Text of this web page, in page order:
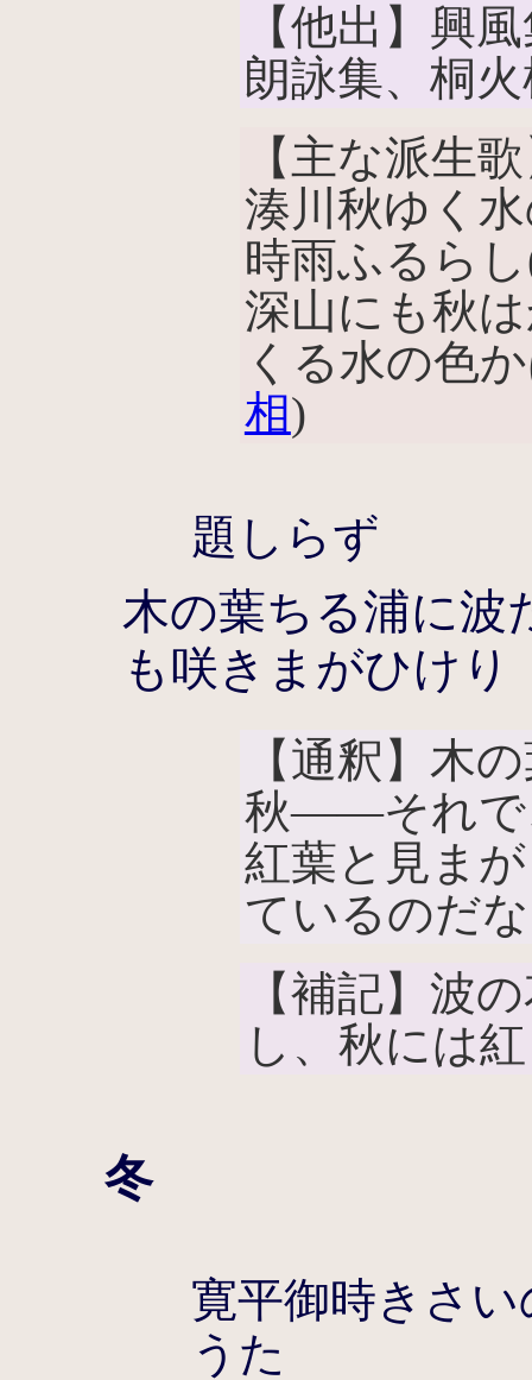
【他出】興
朗詠集、桐
【主な派生
湊川秋ゆく
時雨ふるら
深山にも秋
くる水の色
相)
題しらず
木の葉ちる浦に波
も咲きまがひけり
【通釈】木
秋――それで
紅葉と見ま
ているのだ
【補記】波
し、秋には
冬
寛平御時きさ
うた